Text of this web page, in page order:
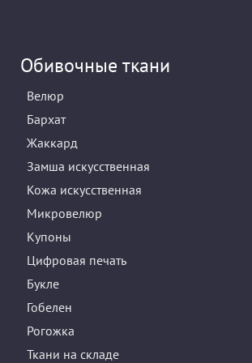
Обивочные ткани
Велюр
Бархат
Жаккард
Замша искусственная
Кожа искусственная
Микровелюр
Купоны
Цифровая печать
Букле
Гобелен
Рогожка
Ткани на складе